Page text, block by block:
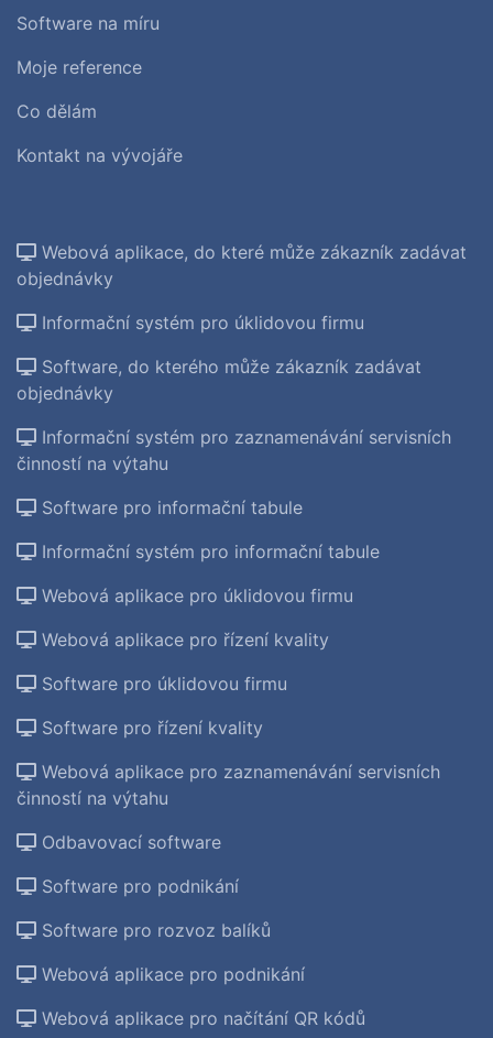
Software na míru
Moje reference
Co dělám
Kontakt na vývojáře
Webová aplikace, do které může zákazník zadávat
objednávky
Informační systém pro úklidovou firmu
Software, do kterého může zákazník zadávat
objednávky
Informační systém pro zaznamenávání servisních
činností na výtahu
Software pro informační tabule
Informační systém pro informační tabule
Webová aplikace pro úklidovou firmu
Webová aplikace pro řízení kvality
Software pro úklidovou firmu
Software pro řízení kvality
Webová aplikace pro zaznamenávání servisních
činností na výtahu
Odbavovací software
Software pro podnikání
Software pro rozvoz balíků
Webová aplikace pro podnikání
Webová aplikace pro načítání QR kódů